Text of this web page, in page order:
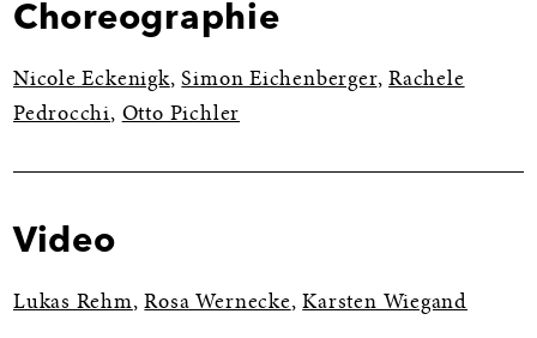
Choreographie
Nicole Eckenigk,Simon Eichenberger,Rachele
Pedrocchi, Otto Pichler
Video
Lukas Rehm,Rosa Wernecke,Karsten Wiegand